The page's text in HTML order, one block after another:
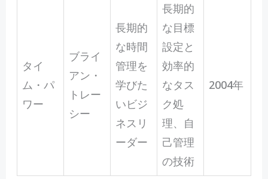
タイ
ム・パ
ワー
ブライ
アン・
トレー
シー
長期的
な時間
管理を
学びた
いビジ
ネスリ
ーダー
長期的
な目標
設定と
効率的
なタス
ク処
理、自
己管理
の技術
2004年